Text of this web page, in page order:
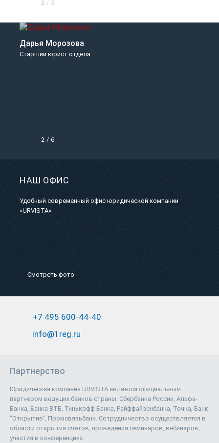
2 / 5
Дарья Морозова
Старший юрист отдела
2 / 6
НАШ ОФИС
Удобный современный офис юридической компании
«URVISTA»
Смотреть фото
+7 495 600-44-40
info@1reg.ru
Партнерство
Юридическая компания URVISTA является официальным
партнером ведущих банков страны: Сбербанка России, Альфа-
Банка, Банка ВТБ, Тинькофф Банка, Райффайзенбанка, Точка, Банк
"Открытие", Промсвязьбанк. Сотрудничество осуществляется в
области открытия счетов, проведения семинаров, вебинаров,
участия в конференциях.